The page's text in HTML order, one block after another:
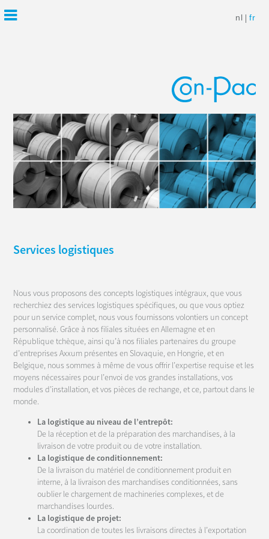
nl fr
Services logistiques
Nous vous proposons des concepts logistiques intégraux, que vous
recherchiez des services logistiques spécifiques, ou que vous optiez
pour un service complet, nous vous fournissons volontiers un concept
personnalisé. Grâce à nos filiales situées en Allemagne et en
République tchèque, ainsi qu’à nos filiales partenaires du groupe
d’entreprises Axxum présentes en Slovaquie, en Hongrie, et en
Belgique, nous sommes à même de vous offrir l’expertise requise et les
moyens nécessaires pour l’envoi de vos grandes installations, vos
modules d’installation, et vos pièces de rechange, et ce, partout dans le
monde.
La logistique au niveau de l’entrepôt:
De la réception et de la préparation des marchandises, à la
livraison de votre produit ou de votre installation.
La logistique de conditionnement:
De la livraison du matériel de conditionnement produit en
interne, à la livraison des marchandises conditionnées, sans
oublier le chargement de machineries complexes, et de
marchandises lourdes.
La logistique de projet:
La coordination de toutes les livraisons directes à l’exportation